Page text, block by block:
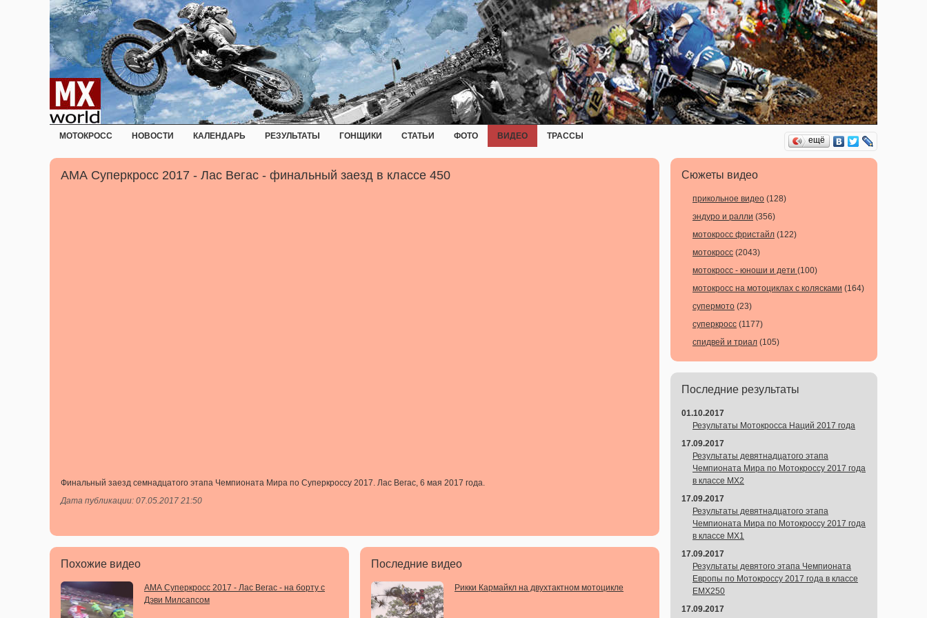
МОТОКРОСС НОВОСТИ КАЛЕНДАРЬ РЕЗУЛЬТАТЫ ГОНЩИКИ СТАТЬИ ФОТО ВИДЕО ТРАССЫ ещё
АМА Суперкросс 2017 - Лас Вегас - финальный заезд в классе 450
Финальный заезд семнадцатого этапа Чемпионата Мира по Суперкроссу 2017. Лас Вегас, 6 мая 2017 года.
Дата публикации: 07.05.2017 21:50
Похожие видео
АМА Суперкросс 2017 - Лас Вегас - на борту с
Дэви Милсапсом
Последние видео
Рикки Кармайкл на двухтактном мотоцикле
Сюжеты видео
прикольное видео (128)
эндуро и ралли (356)
мотокросс фристайл (122)
мотокросс (2043)
мотокросс - юноши и дети (100)
мотокросс на мотоциклах с колясками (164)
супермото (23)
суперкросс (1177)
спидвей и триал (105)
Последние результаты
01.10.2017
Результаты Мотокросса Наций 2017 года
17.09.2017
Результаты девятнадцатого этапа
Чемпионата Мира по Мотокроссу 2017 года
в классе MX2
17.09.2017
Результаты девятнадцатого этапа
Чемпионата Мира по Мотокроссу 2017 года
в классе MX1
17.09.2017
Результаты девятого этапа Чемпионата
Европы по Мотокроссу 2017 года в классе
EMX250
17.09.2017